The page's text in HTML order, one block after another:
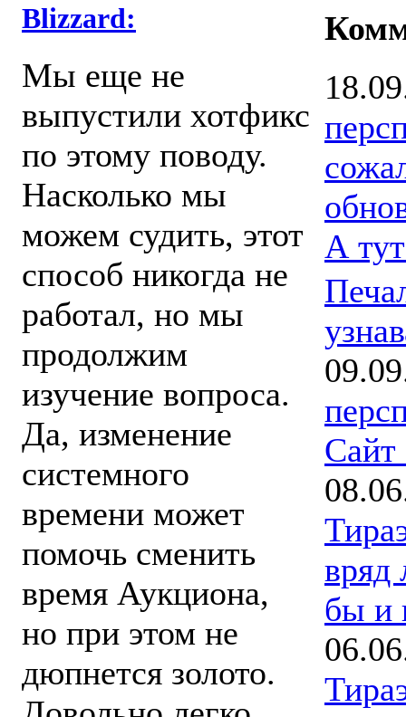
Blizzard:
Мы еще не
выпустили хотфикс
по этому поводу.
Насколько мы
можем судить, этот
способ никогда не
работал, но мы
продолжим
изучение вопроса.
Да, изменение
системного
времени может
помочь сменить
время Аукциона,
но при этом не
дюпнется золото.
А
Сайт
вряд
бы и